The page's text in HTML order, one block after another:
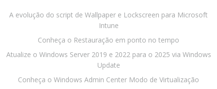
A evolução do script de Wallpaper e Lockscreen para Microsoft
Intune
Conheça o Restauração em ponto no tempo
Atualize o Windows Server 2019 e 2022 para o 2025 via Windows
Update
Conheça o Windows Admin Center Modo de Virtualização